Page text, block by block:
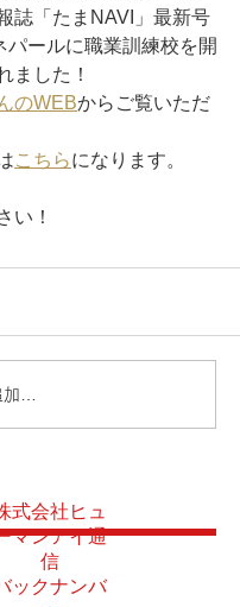
誌「たまNAVI」最新号
パールに職業訓練校を開
ました！
のWEBからご覧いただ
こちらになります。
い！
加…
式会社ヒュ
マンアイ通
信
ックナンバ